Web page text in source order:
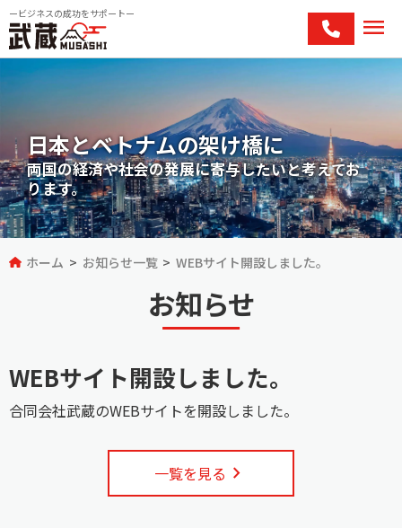
ービジネスの成功をサポートー
武蔵の想い keyboard_arrow_right
会社概要 keyboard_arrow_right
問い合わせ keyboard_arrow_right
menu
日本とベトナムの架け橋に
両国の経済や社会の発展に寄与したいと考えてお
ります。
ホーム お知らせ一覧 WEBサイト開設しました。
お知らせ
WEBサイト開設しました。
合同会社武蔵のWEBサイトを開設しました。
一覧を見る keyboard_arrow_right